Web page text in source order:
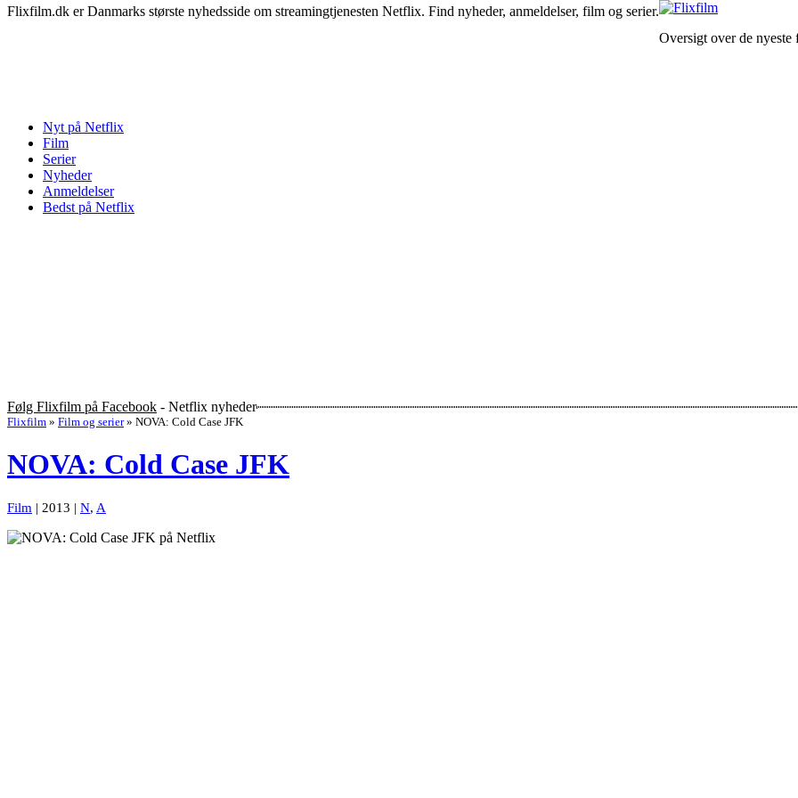
Flixfilm.dk er Danmarks største nyhedsside om streamingtjenesten Netflix. Find nyheder, anmeldelser, film og serier.
Oversigt over de
Nyt på Netflix
Film
Serier
Nyheder
Anmeldelser
Bedst på Netflix
Følg Flixfilm på Facebook - Netflix nyheder
Flixfilm » Film og serier » NOVA: Cold Case JFK
NOVA: Cold Case JFK
Film | 2013 | N, A